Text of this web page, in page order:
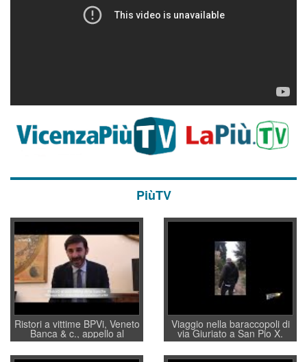
PiùTV
Ristori a vittime BPVi, Veneto
Banca & c., appello al
sottosegretario Alessio
Villarosa: per mettere ordine
Viaggio nella baraccopoli di
via Giuriato a San Pio X.
Vicenza ai Vicentini: “faremo
un regalo di Natale ai